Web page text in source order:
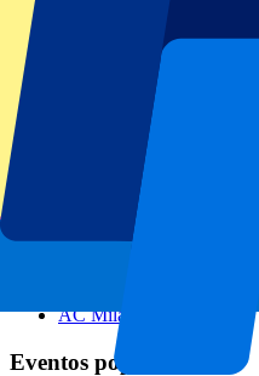
Footer menu
Clubes destacados
Manchester United
Manchester City
AC Milan
Eventos populares